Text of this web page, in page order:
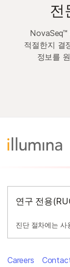
전
NovaSeq™
적절한지 결
정보를
연구 전용
진단 절차에는 사
Careers